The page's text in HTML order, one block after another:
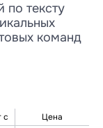
по тексту
команд
с Цена